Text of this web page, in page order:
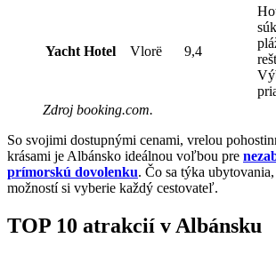
Yacht Hotel Vlorë 9,4
Zdroj booking.com.
So svojimi dostupnými cenami, vrelou
krásami je Albánsko ideálnou voľbou pre
prímorskú dovolenku. Čo sa týka
možností si vyberie každý cestovateľ.
TOP 10 atrakcií v Albánsku